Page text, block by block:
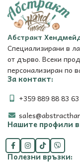
Абстракт
Специализирани в
от дърво. Всеки
персонализиран по
За контакт:
+359 889 88 83 63
Нашите профили
Полезни връзки: